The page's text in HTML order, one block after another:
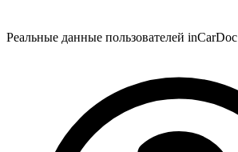
Реальные данные пользователей inCarDoc